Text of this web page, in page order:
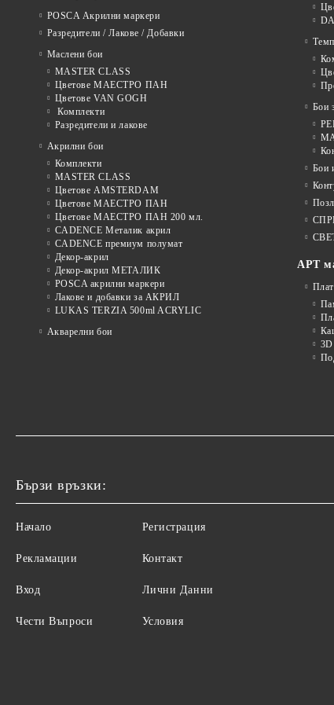
POSCA Акрилни маркери
Разредители / Лакове / Добавки
Маслени бои
MASTER CLASS
Цветове МАЕСТРО ПАН
Цветове VAN GOGH
Комплекти
Разредители и лакове
Акрилни бои
Комплекти
MASTER CLASS
Цветове AMSTERDAM
Цветове МАЕСТРО ПАН
Цветове МАЕСТРО ПАН 200 мл.
CADENCE Металик акрил
CADENCE премиум полумат
Декор-акрил
Декор-акрил МЕТАЛИК
POSCA акрилни маркери
Лакове и добавки за АКРИЛ
LUKAS TERZIA 500ml ACRYLIC
Акварелни бои
Бои
Бои
АРТ
3D
Бързи връзки:
Начало
Рекламации
Вход
Чести Въпроси
Регистрация
Контакт
Лични Данни
Условия